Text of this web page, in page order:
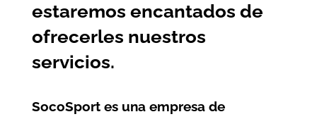
estaremos encantados de
ofrecerles nuestros
servicios.
SocoSport es una empresa de